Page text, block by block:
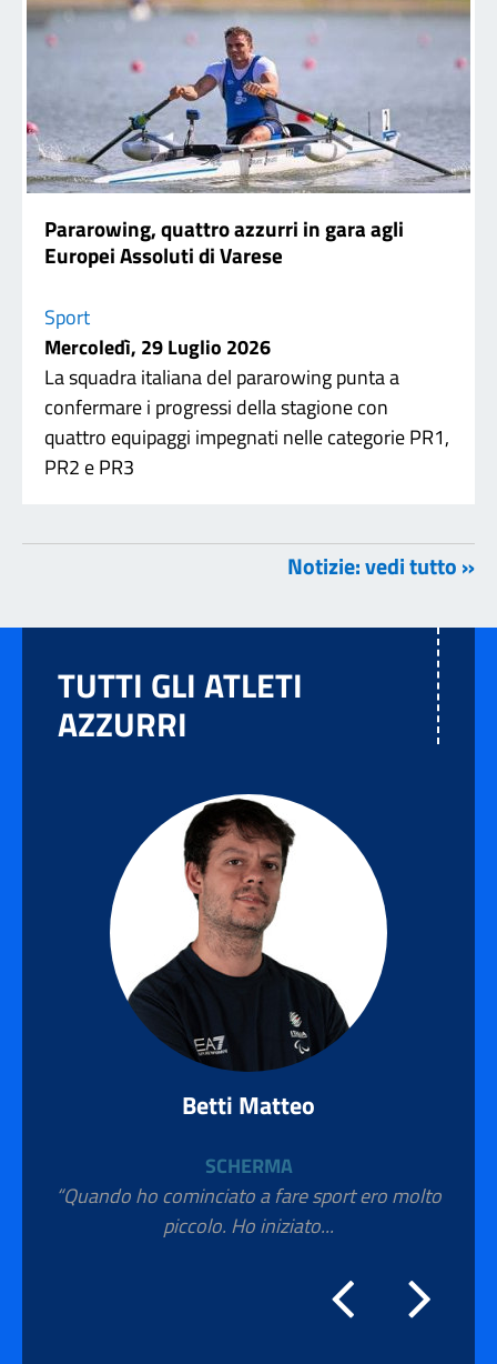
Pararowing, quattro azzurri in gara agli
Europei Assoluti di Varese
Sport
Mercoledì, 29 Luglio 2026
La squadra italiana del pararowing punta a
confermare i progressi della stagione con
quattro equipaggi impegnati nelle categorie PR1,
PR2 e PR3
Notizie: vedi tutto »
TUTTI GLI ATLETI
AZZURRI
Betti Matteo
SCHERMA
“Quando ho cominciato a fare sport ero molto
piccolo. Ho iniziato...